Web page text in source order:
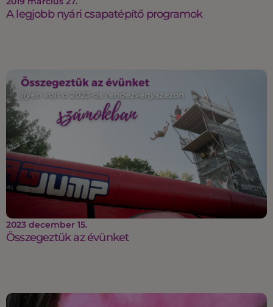
A legjobb nyári csapatépítő programok
2023 december 15.
Összegeztük az évünket